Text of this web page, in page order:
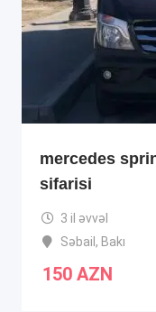
mercedes
sifarisi
3 il əvvəl
Səbail , Bakı
150 AZN